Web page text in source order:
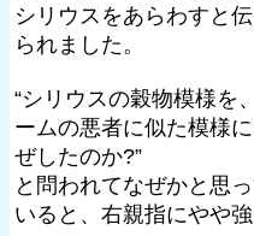
シリウスをあらわすと伝
られました。
“シリウスの穀物模様を
ームの悪者に似た模様
ぜしたのか?”
と問われてなぜかと思
いると、右親指にやや強